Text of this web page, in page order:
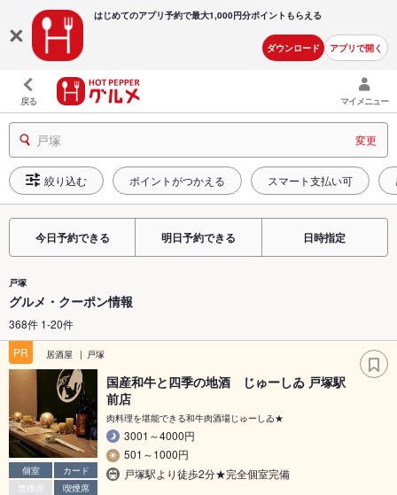
はじめてのアプリ予約で最大1,000円分ポイントもらえる
ダウンロード アプリで開く
戻る マイメニュー
戸塚 変更
絞り込む ポイントがつかえる スマート支払い可
今日予約できる 明日予約できる 日時指定
戸塚
グルメ・クーポン情報
368件 1-20件
PR
居酒屋 戸塚
個室
カード
禁煙席
喫煙席
国産和牛と四季の地酒 じゅーしゐ 戸塚駅
前店
肉料理を堪能できる和牛肉酒場じゅーしゐ★
3001～4000円
501～1000円
戸塚駅より徒歩2分★完全個室完備